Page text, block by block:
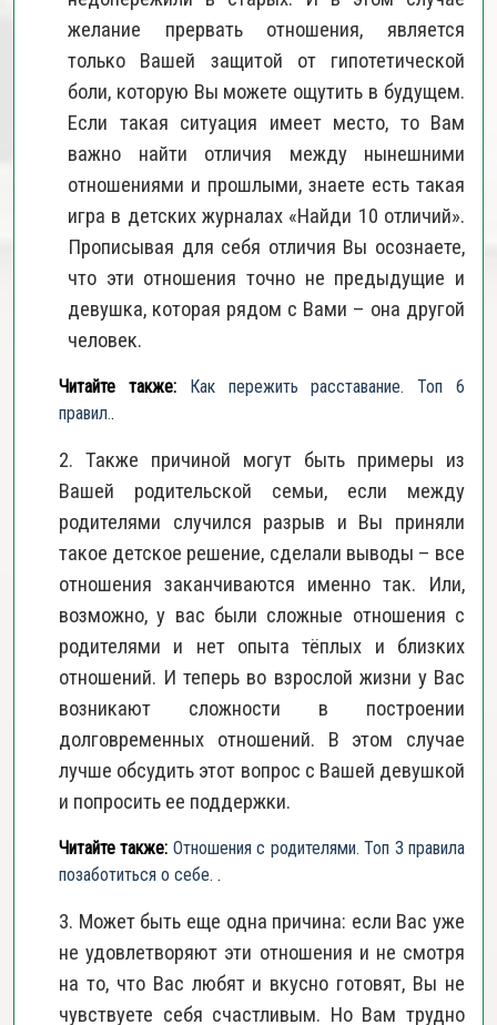
желание прервать отношения, является
только Вашей защитой от гипотетической
боли, которую Вы можете ощутить в будущем.
Если такая ситуация имеет место, то Вам
важно найти отличия между нынешними
отношениями и прошлыми, знаете есть такая
игра в детских журналах «Найди 10 отличий».
Прописывая для себя отличия Вы осознаете,
что эти отношения точно не предыдущие и
девушка, которая рядом с Вами – она другой
человек.
Читайте также:
Как пережить расставание. Топ 6
правил..
2. Также причиной могут быть примеры из
Вашей родительской семьи, если между
родителями случился разрыв и Вы приняли
такое детское решение, сделали выводы – все
отношения заканчиваются именно так. Или,
возможно, у вас были сложные отношения с
родителями и нет опыта тёплых и близких
отношений. И теперь во взрослой жизни у Вас
возникают сложности в построении
долговременных отношений. В этом случае
лучше обсудить этот вопрос с Вашей девушкой
и попросить ее поддержки.
Читайте также: Отношения с родителями. Топ 3 правила
позаботиться о себе. .
3. Может быть еще одна причина: если Вас уже
не удовлетворяют эти отношения и не смотря
на то, что Вас любят и вкусно готовят, Вы не
чувствуете себя счастливым. Но Вам трудно